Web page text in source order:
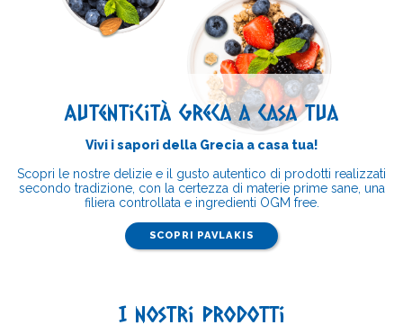
Autenticità greca a casa tua
Vivi i sapori della Grecia a casa tua!
Scopri le nostre delizie e il gusto autentico di prodotti realizzati
secondo tradizione, con la certezza di materie prime sane, una
filiera controllata e ingredienti OGM free.
SCOPRI PAVLAKIS
I nostri prodotti